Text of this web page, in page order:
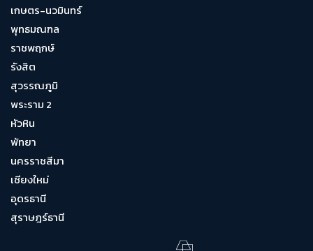
เกษตร-นวมินทร์
พุทธมณฑล
ราชพฤกษ์
รังสิต
สุวรรณภูมิ
พระราม 2
หัวหิน
พัทยา
นครราชสีมา
เชียงใหม่
อุดรธานี
สุราษฎร์ธานี